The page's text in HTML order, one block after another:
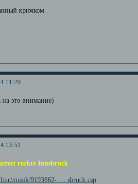
крючком
11:20
на это внимание)
13:51
rockte Innsbruck
musik/9193862- … sbruck.csp